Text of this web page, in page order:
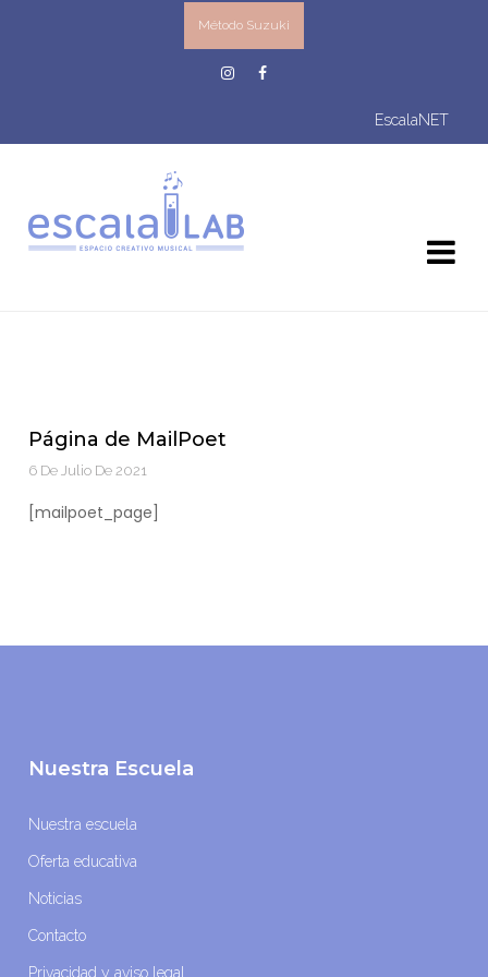
Método Suzuki
EscalaNET
Página de MailPoet
6 De Julio De 2021
[mailpoet_page]
Nuestra Escuela
Nuestra escuela
Oferta educativa
Noticias
Contacto
Privacidad y aviso legal